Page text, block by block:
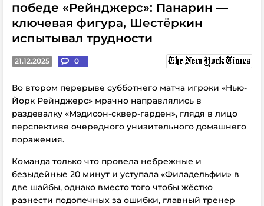
победе «Рейнджерс»: Панарин —
ключевая фигура, Шестёркин
испытывал трудности
21.12.2025 0
Во втором перерыве субботнего матча игроки «Нью-
Йорк Рейнджерс» мрачно направлялись в
раздевалку «Мэдисон-сквер-гарден», глядя в лицо
перспективе очередного унизительного домашнего
поражения.
Команда только что провела небрежные и
безыдейные 20 минут и уступала «Филадельфии» в
две шайбы, однако вместо того чтобы жёстко
разнести подопечных за ошибки, главный тренер